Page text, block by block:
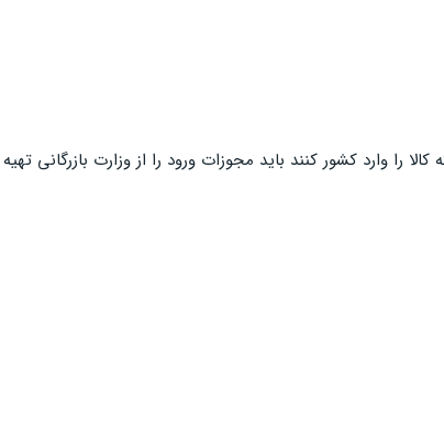
را وارد کشور کنند باید مجوزات ورود را از وزارت بازرگانی